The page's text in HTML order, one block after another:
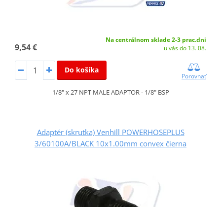
9,54 €
Na centrálnom sklade 2-3 prac.dni
u vás do 13. 08.
Do košíka
Porovnať
1/8" x 27 NPT MALE ADAPTOR - 1/8" BSP
Adaptér (skrutka) Venhill POWERHOSEPLUS
3/60100A/BLACK 10x1.00mm convex čierna